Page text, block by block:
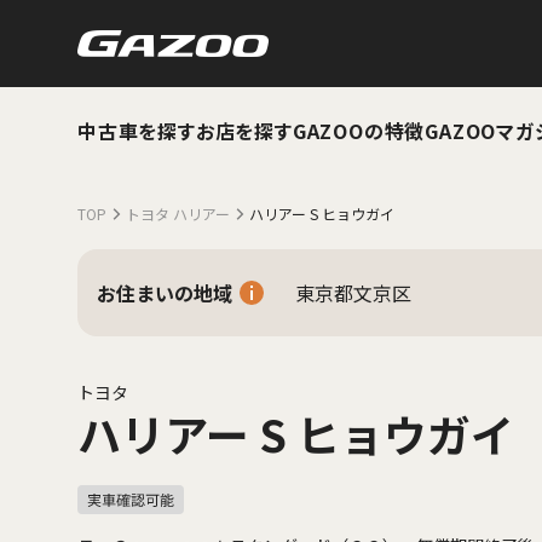
中古車を探すお店を探すGAZOOの特徴GAZOOマガ
TOP トヨタ ハリアー ハリアー S ヒョウガイ
お住まいの地域 東京都文京区
トヨタ
ハリアー S ヒョウガイ